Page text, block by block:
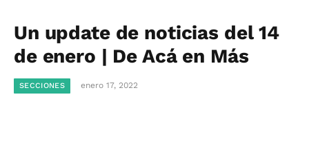
Un update de noticias del 14
de enero | De Acá en Más
SECCIONES enero 17, 2022